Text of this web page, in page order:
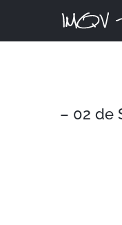
content
– 02 de